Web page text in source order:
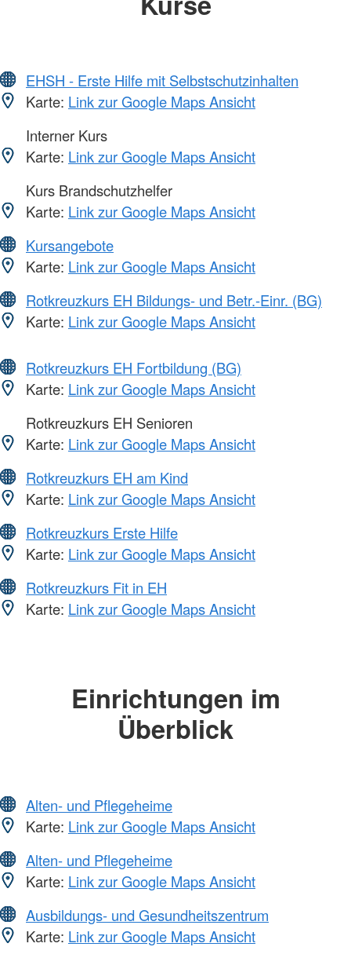
EHSH - Erste Hilfe mit Selbstschutzinhalten
Karte: Link zur Google Maps Ansicht
Interner Kurs
Karte: Link zur Google Maps Ansicht
Kurs Brandschutzhelfer
Karte: Link zur Google Maps Ansicht
Kursangebote
Karte: Link zur Google Maps Ansicht
Rotkreuzkurs EH Bildungs- und Betr.-Einr. (BG)
Karte: Link zur Google Maps Ansicht
Rotkreuzkurs EH Fortbildung (BG)
Karte: Link zur Google Maps Ansicht
Rotkreuzkurs EH Senioren
Karte: Link zur Google Maps Ansicht
Rotkreuzkurs EH am Kind
Karte: Link zur Google Maps Ansicht
Rotkreuzkurs Erste Hilfe
Karte: Link zur Google Maps Ansicht
Rotkreuzkurs Fit in EH
Karte: Link zur Google Maps Ansicht
Einrichtungen im
Überblick
Alten- und Pflegeheime
Karte: Link zur Google Maps Ansicht
Alten- und Pflegeheime
Karte: Link zur Google Maps Ansicht
Ausbildungs- und Gesundheitszentrum
Karte: Link zur Google Maps Ansicht